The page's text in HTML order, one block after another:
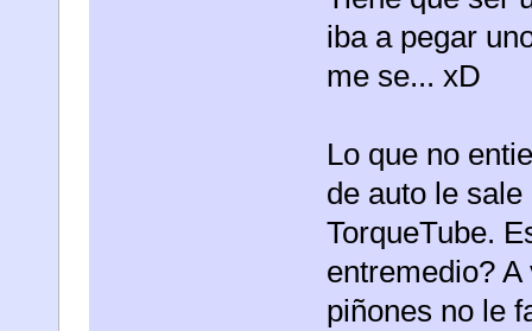
iba a pegar
me se... xD
Lo que no
de auto le
TorqueTube.
entremedio?
piñones no le